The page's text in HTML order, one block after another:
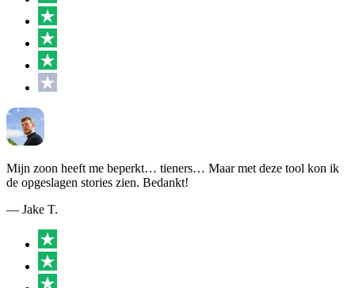
Mijn zoon heeft me beperkt… tieners… Maar met deze tool kon ik
de opgeslagen stories zien. Bedankt!
— Jake T.